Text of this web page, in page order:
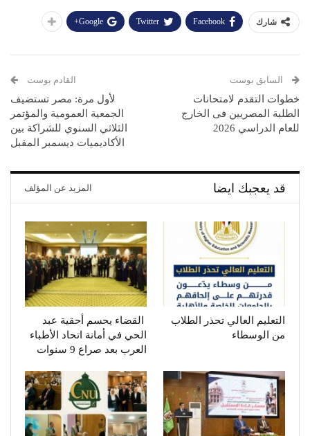
شارك Facebook
Twitter
Google+
السابق بوست
خطوات التقدم لامتحانات
الطلبة المصريين فى الخارج
للعام الدراسي 2026
القادم بوست
لأول مرة: مصر تستضيف
الجمعية العمومية والمؤتمر
الثلاثي السنوي للشراكة بين
الأكاديميات ديسمبر المقبل
قد يعجبك ايضا المزيد عن المؤلف
التعليم العالي تحذر الطلاب
من الوسطاء
القضاء يحسم أحقية عبد
الحي في أمانة اتحاد الأطباء
العرب بعد صراع 9 سنوات